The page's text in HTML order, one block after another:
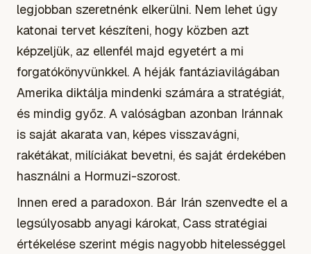
legjobban szeretnénk elkerülni. Nem lehet úgy
katonai tervet készíteni, hogy közben azt
képzeljük, az ellenfél majd egyetért a mi
forgatókönyvünkkel. A héják fantáziavilágában
Amerika diktálja mindenki számára a stratégiát,
és mindig győz. A valóságban azonban Iránnak
is saját akarata van, képes visszavágni,
rakétákat, milíciákat bevetni, és saját érdekében
használni a Hormuzi-szorost.
Innen ered a paradoxon. Bár Irán szenvedte el a
legsúlyosabb anyagi károkat, Cass stratégiai
értékelése szerint mégis nagyobb hitelességgel